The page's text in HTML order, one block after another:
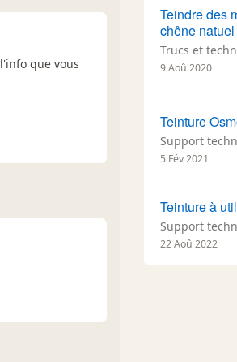
que vous
Teindre des
chêne natuel
Trucs et
9 Aoû 2020
Teinture
Support
5 Fév 2021
Teinture à
Support
22 Aoû 2022